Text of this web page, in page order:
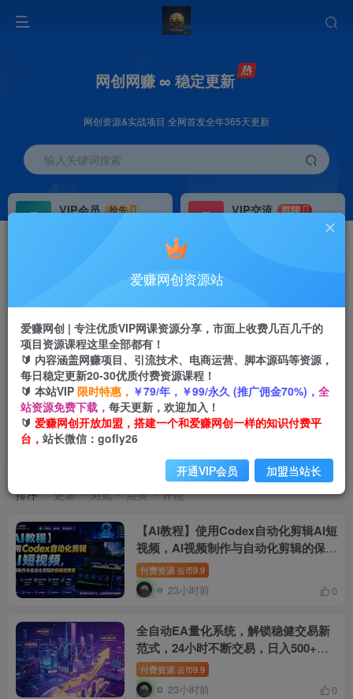
网创网赚 ∞ 稳定更新
网创资源&实战项目 全网首发全年365天更新
输入关键词搜索
VIP会员
抢先
VIP交流
群聊
研究探讨更多创业项目路子。
会员专属推广链接
创业课程 共21556篇
排序 更新 浏览 点赞 评论
【AI教程】使用Codex自动化剪辑AI短
视频，AI视频制作与自动化剪辑的保姆
级教程
付费资源 云币9.9
23小时前 0
全自动EA量化系统，解锁稳健交易新
范式，24小时不断交易，日入500+，
当天收益当天到账，无需熬夜盯盘，解
放双手，时间自由【揭秘】
付费资源 云币9.9
23小时前 0
爱赚网创资源站
爱赚网创 | 专注优质VIP网课资源分享，市面上收费几百几千的
项目资源课程这里全部都有！
🔰 内容涵盖网赚项目、引流技术、电商运营、脚本源码等资源，
每日稳定更新20-30优质付费资源课程！
🔰 本站VIP 限时特惠， ￥79/年，￥99/永久 (推广佣金70%)， 全
站资源免费下载， 每天更新，欢迎加入！
🔰 爱赚网创开放加盟，搭建一个和爱赚网创一样的知识付费平
台， 站长微信：gofly26
开通VIP会员 加盟当站长